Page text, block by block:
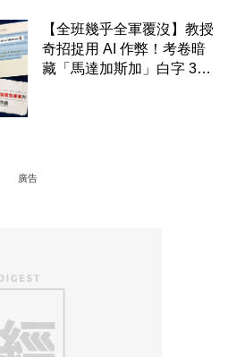
【全班幾乎全軍覆沒】教授
奇招捉用 AI 作弊！考卷暗
藏「馬達加斯加」白字 35
廣告